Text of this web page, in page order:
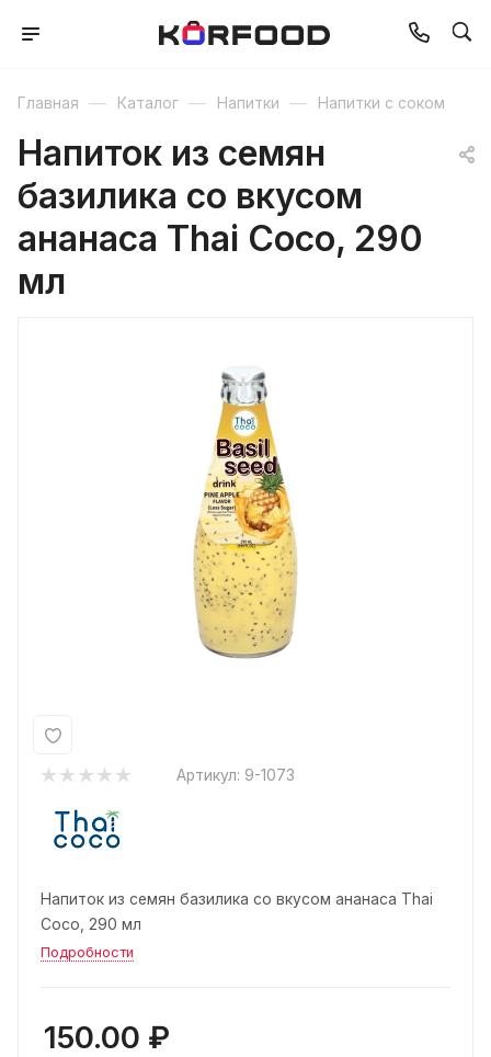
Главная — Каталог — Напитки — Напитки с соком
Напиток из семян
базилика со вкусом
ананаса Thai Coco, 290
мл
Артикул: 9-1073
Напиток из семян базилика со вкусом ананаса Thai
Coco, 290 мл
Подробности
150.00 ₽